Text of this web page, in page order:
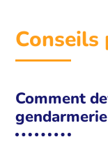
Conseils
Comment